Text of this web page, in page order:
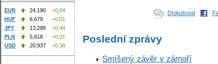
Diskutovat
Poslední zprávy
Smíšený závěr v zámoří
EUR 24,190
+0,04
HUF
6,679
+0,01
JPY
13,288
+0,44
PLN
5,618
+0,01
USD
20,937 +0,38